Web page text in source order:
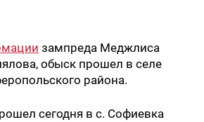
зампреда Меджлиса
обыск прошел в селе
района.
сегодня в с. Софиевка